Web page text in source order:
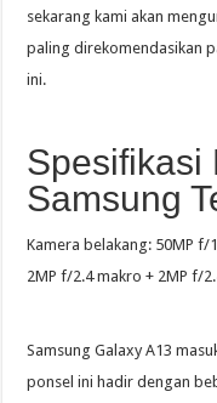
sekarang kami akan
paling direkomendasikan
ini.
Spesifikasi
Samsung
Kamera belakang: 50MP
2MP f/2.4 makro + 2MP f/
Samsung Galaxy A13
ponsel ini hadir dengan